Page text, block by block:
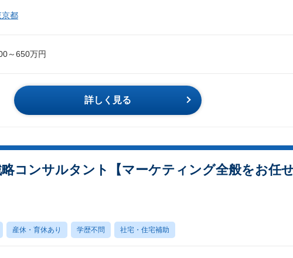
京都
～650万円
詳しく見る
コンサルタント【マーケティング全般をお任
産休・育休あり 学歴不問 社宅・住宅補助